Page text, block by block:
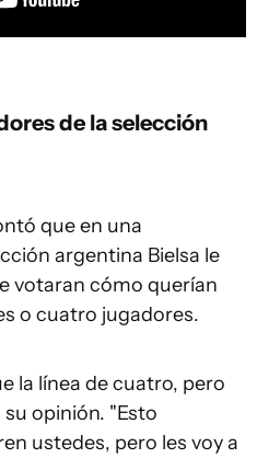
de la selección
que en una
argentina Bielsa le
votaran cómo querían
o cuatro jugadores.
la línea de cuatro, pero
opinión. "Esto
ustedes, pero les voy a